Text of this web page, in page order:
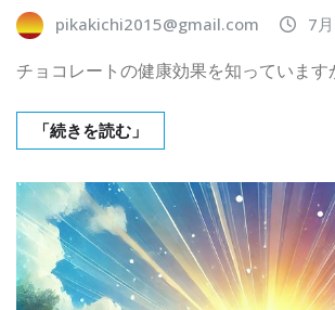
pikakichi2015@gmail.com 7
チョコレートの健康効果を知っています
「続きを読む」